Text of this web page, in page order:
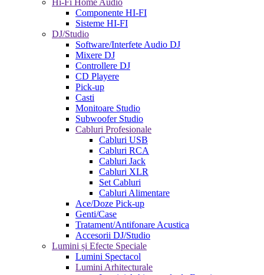
Hi-Fi Home Audio
Componente HI-FI
Sisteme HI-FI
DJ/Studio
Software/Interfete Audio DJ
Mixere DJ
Controllere DJ
CD Playere
Pick-up
Casti
Monitoare Studio
Subwoofer Studio
Cabluri Profesionale
Cabluri USB
Cabluri RCA
Cabluri Jack
Cabluri XLR
Set Cabluri
Cabluri Alimentare
Ace/Doze Pick-up
Genti/Case
Tratament/Antifonare Acustica
Accesorii DJ/Studio
Lumini și Efecte Speciale
Lumini Spectacol
Lumini Arhitecturale